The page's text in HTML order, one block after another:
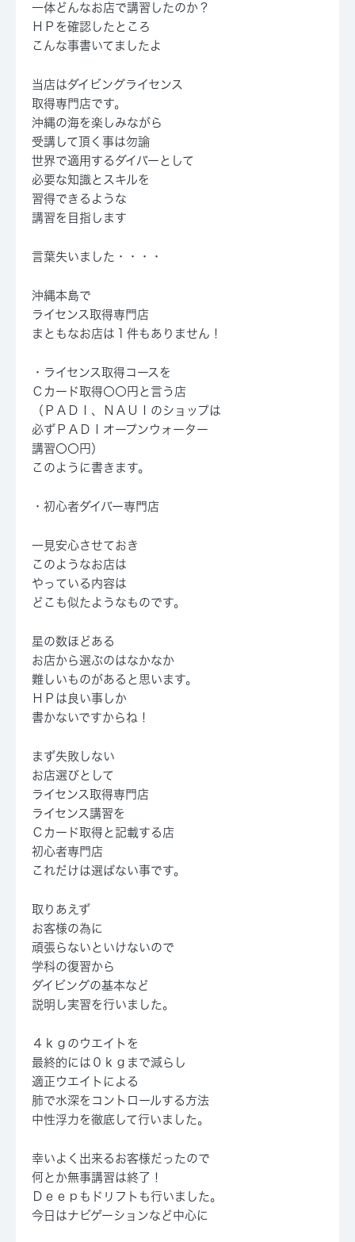
一体どんなお店で講習したのか？
ＨＰを確認したところ
こんな事書いてましたよ
当店はダイビングライセンス
取得専門店です。
沖縄の海を楽しみながら
受講して頂く事は勿論
世界で適用するダイバーとして
必要な知識とスキルを
習得できるような
講習を目指します
言葉失いました・・・・
沖縄本島で
ライセンス取得専門店
まともなお店は１件もありません！
・ライセンス取得コースを
Ｃカード取得〇〇円と言う店
（ＰＡＤＩ、ＮＡＵＩのショップは
必ずＰＡＤＩオープンウォーター
講習〇〇円）
このように書きます。
・初心者ダイバー専門店
一見安心させておき
このようなお店は
やっている内容は
どこも似たようなものです。
星の数ほどある
お店から選ぶのはなかなか
難しいものがあると思います。
ＨＰは良い事しか
書かないですからね！
まず失敗しない
お店選びとして
ライセンス取得専門店
ライセンス講習を
Ｃカード取得と記載する店
初心者専門店
これだけは選ばない事です。
取りあえず
お客様の為に
頑張らないといけないので
学科の復習から
ダイビングの基本など
説明し実習を行いました。
４ｋｇのウエイトを
最終的には０ｋｇまで減らし
適正ウエイトによる
肺で水深をコントロールする方法
中性浮力を徹底して行いました。
幸いよく出来るお客様だったので
何とか無事講習は終了！
Ｄｅｅｐもドリフトも行いました。
今日はナビゲーションなど中心に